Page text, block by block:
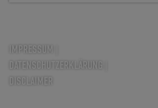
IMPRESSUM
DATENSCHUTZERKLÄRUNG
DISCLAIMER